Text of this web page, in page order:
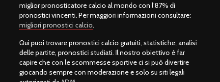
miglior pronosticatore calcio al mondo con l’87% di
pronostici vincenti. Per maggiori informazioni consultare:
migliori pronostici calcio.
Qui puoi trovare pronostici calcio gratuiti, statistiche, analisi
delle partite, pronostici studiati. Il nostro obiettivo è far
capire che con le scommesse sportive ci si può divertire
giocando sempre con moderazione e solo su siti legali